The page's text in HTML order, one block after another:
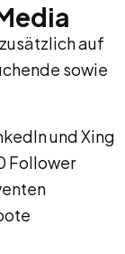
auf
sowie
und Xing
Follower